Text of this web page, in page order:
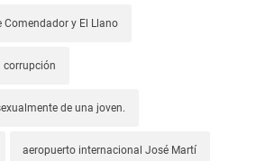
y El Llano
corrupción
de una joven.
aeropuerto internacional José Martí